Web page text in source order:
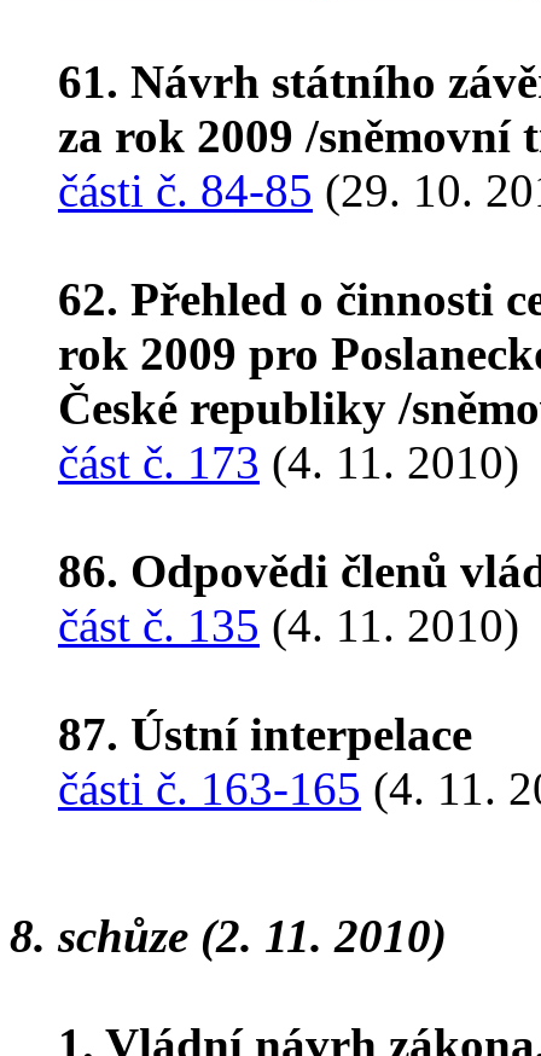
61. Návrh státního
za rok 2009 /sněmovní
části č. 84-85 (29. 10.
62. Přehled o činnosti
rok 2009 pro
České republiky /
část č. 173 (4. 11. 2010)
86. Odpovědi členů
část č. 135 (4. 11. 2010)
87. Ústní interpelace
části č. 163-165 (4. 11.
8. schůze (2. 11. 2010)
1. Vládní návrh